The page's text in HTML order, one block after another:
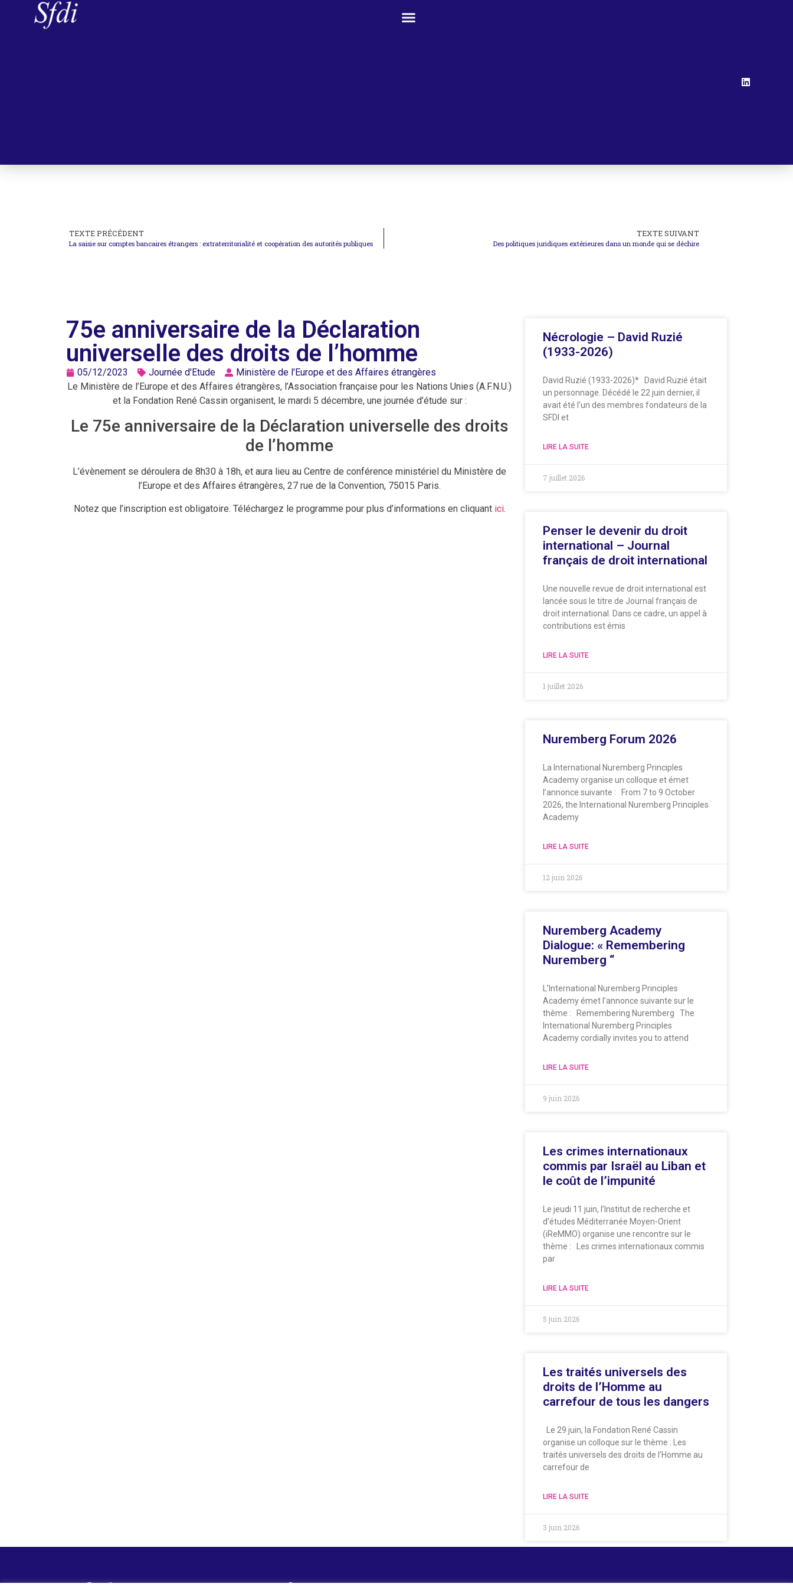
TEXTE PRÉCÉDENT
La saisie sur comptes bancaires étrangers : extraterritorialité et coopération des autorités publiques
TEXTE SUIVANT
Des politiques juridiques extérieures dans un monde qui se déchire
75e anniversaire de la Déclaration
universelle des droits de l’homme
05/12/2023 Journée d'Etude
Ministère de l'Europe et des Affaires étrangères
Le Ministère de l’Europe et des Affaires étrangères, l’Association française pour les Nations Unies (A.F.N.U.)
et la Fondation René Cassin organisent, le mardi 5 décembre, une journée d’étude sur :
Le 75e anniversaire de la Déclaration universelle des droits
de l’homme
L’évènement se déroulera de 8h30 à 18h, et aura lieu au Centre de conférence ministériel du Ministère de
l’Europe et des Affaires étrangères, 27 rue de la Convention, 75015 Paris.
Notez que l’inscription est obligatoire. Téléchargez le programme pour plus d’informations en cliquant ici.
Nécrologie – David Ruzié
(1933-2026)
David Ruzié (1933-2026)* David Ruzié était
un personnage. Décédé le 22 juin dernier, il
avait été l’un des membres fondateurs de la
SFDI et
LIRE LA SUITE
7 juillet 2026
Penser le devenir du droit
international – Journal
français de droit international
Une nouvelle revue de droit international est
lancée sous le titre de Journal français de
droit international. Dans ce cadre, un appel à
contributions est émis
LIRE LA SUITE
1 juillet 2026
Nuremberg Forum 2026
La International Nuremberg Principles
Academy organise un colloque et émet
l’annonce suivante : From 7 to 9 October
2026, the International Nuremberg Principles
Academy
LIRE LA SUITE
12 juin 2026
Nuremberg Academy
Dialogue: « Remembering
Nuremberg “
L’International Nuremberg Principles
Academy émet l’annonce suivante sur le
thème : Remembering Nuremberg The
International Nuremberg Principles
Academy cordially invites you to attend
LIRE LA SUITE
9 juin 2026
Les crimes internationaux
commis par Israël au Liban et
le coût de l’impunité
Le jeudi 11 juin, l’Institut de recherche et
d’études Méditerranée Moyen-Orient
(iReMMO) organise une rencontre sur le
thème : Les crimes internationaux commis
par
LIRE LA SUITE
5 juin 2026
Les traités universels des
droits de l’Homme au
carrefour de tous les dangers
Le 29 juin, la Fondation René Cassin
organise un colloque sur le thème : Les
traités universels des droits de l’Homme au
carrefour de
LIRE LA SUITE
3 juin 2026